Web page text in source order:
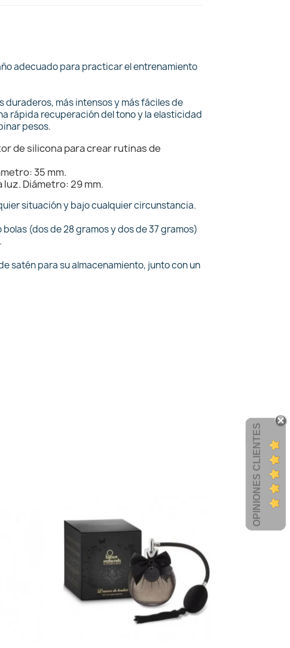
adecuado para practicar el entrenamiento
duraderos, más intensos y más fáciles de
rápida recuperación del tono y la elasticidad
pesos.
de silicona para crear rutinas de
35 mm.
Diámetro: 29 mm.
situación y bajo cualquier circunstancia.
(dos de 28 gramos y dos de 37 gramos)
satén para su almacenamiento, junto con un
OPINIONES CLIENTES